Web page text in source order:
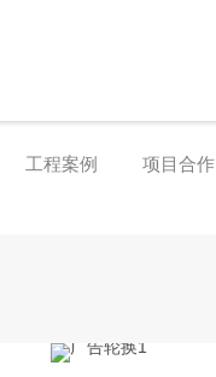
工程案例 项目合作